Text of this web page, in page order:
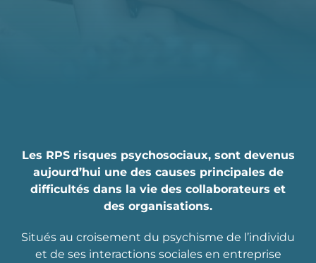
Les RPS risques psychosociaux, sont devenus
aujourd’hui une des causes principales de
difficultés dans la vie des collaborateurs et
des organisations.
Situés au croisement du psychisme de l’individu
et de ses interactions sociales en entreprise